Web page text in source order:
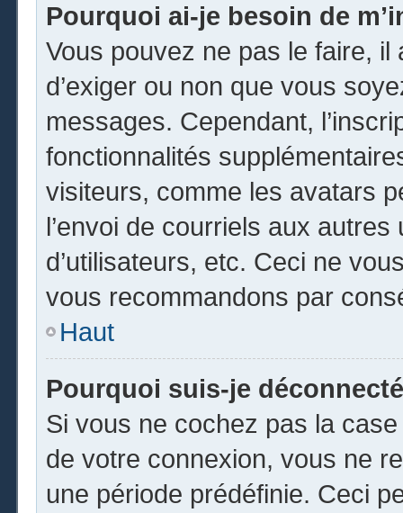
Pourquoi ai-je besoin de
Vous pouvez ne pas le faire, il
d’exiger ou non que vous
messages. Cependant,
fonctionnalités
visiteurs, comme les avatars
l’envoi de courriels aux
d’utilisateurs, etc. Ceci ne
vous recommandons par
Haut
Pourquoi suis-je
Si vous ne cochez pas la
de votre connexion, vous ne
une période prédéfinie. Ceci